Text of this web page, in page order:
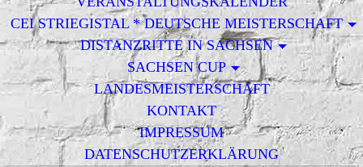
CEI STRIEGISTAL * DEUTSCHE MEISTERSCHAFT
DISTANZRITTE IN SACHSEN
SACHSEN CUP
LANDESMEISTERSCHAFT
KONTAKT
IMPRESSUM
DATENSCHUTZERKLÄRUNG